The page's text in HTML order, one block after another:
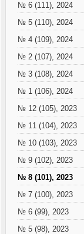
№ 6 (111), 2024
№ 5 (110), 2024
№ 4 (109), 2024
№ 2 (107), 2024
№ 3 (108), 2024
№ 1 (106), 2024
№ 12 (105), 2023
№ 11 (104), 2023
№ 10 (103), 2023
№ 9 (102), 2023
№ 8 (101), 2023
№ 7 (100), 2023
№ 6 (99), 2023
№ 5 (98), 2023